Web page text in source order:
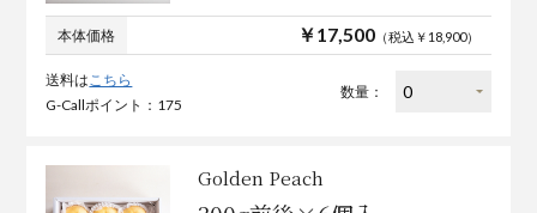
本体価格 ￥17,500（税込￥18,900）
送料は こちら
G-Callポイント：175
数量：
Golden Peach